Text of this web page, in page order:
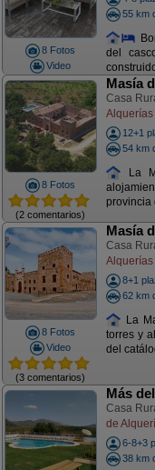
8 Fotos
Video
55 km
del
8 Fotos
(2 comentarios)
Masía
Casa
12+1
54 km
La
provincia
8 Fotos
Video
(3 comentarios)
Masía
Casa
8+1
62 km
La
torres y
del
Más
Casa
de
6-8+3
38 km